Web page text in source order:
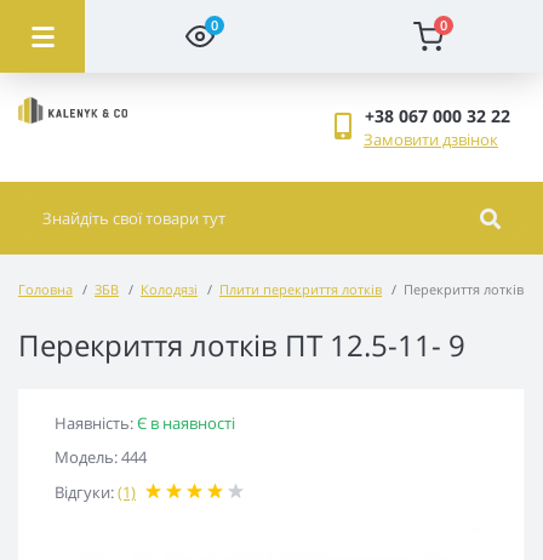
0 0
+38 067 000 32 22
Замовити дзвінок
Головна ЗБВ Колодязі Плити перекриття лотків Перекриття лотків
Перекриття лотків ПТ 12.5-11- 9
Наявність:Є в наявності
Модель: 444
Відгуки:(1)